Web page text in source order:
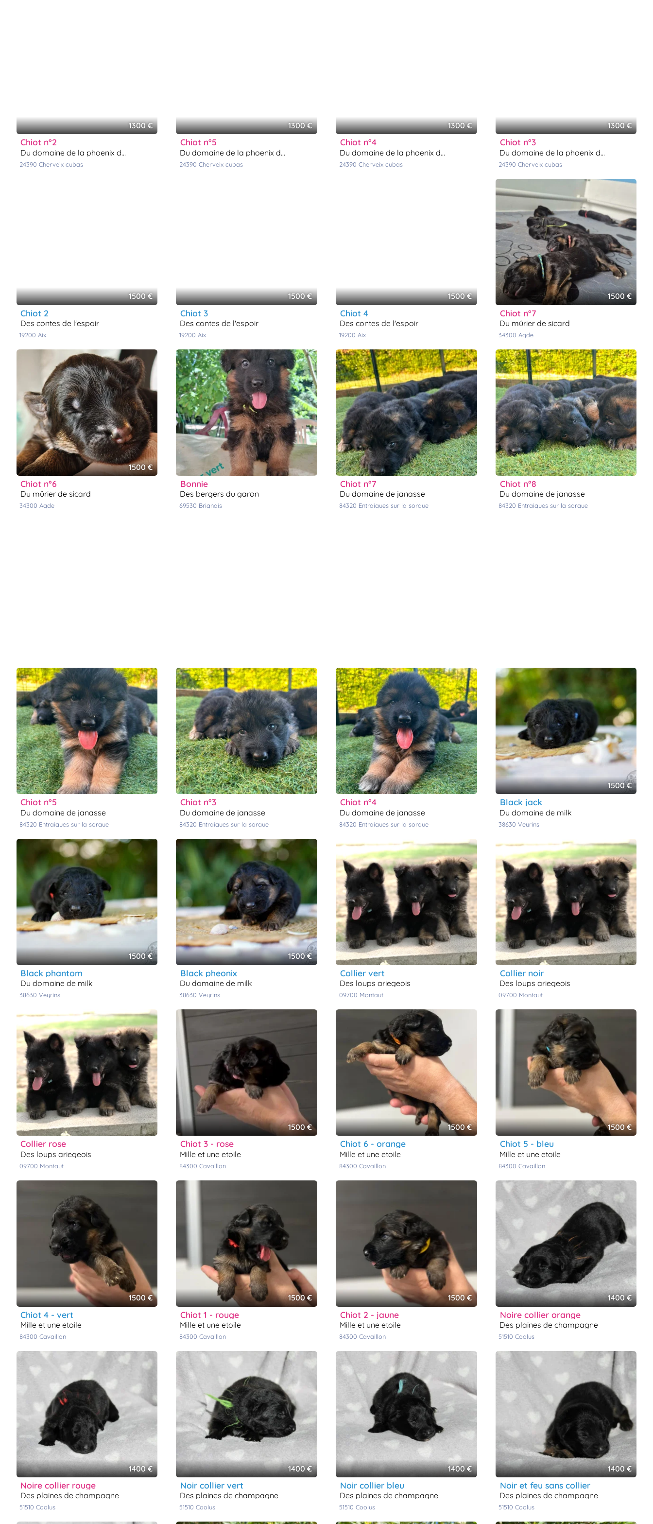
1300 €
chiot n°2
du domaine de la phoenix dorée
24390 cherveix cubas
1300 €
chiot n°5
du domaine de la phoenix dorée
24390 cherveix cubas
1300 €
chiot n°4
du domaine de la phoenix dorée
24390 cherveix cubas
1300 €
chiot n°3
du domaine de la phoenix dorée
24390 cherveix cubas
1500 €
chiot 2
des contes de l'espoir
19200 aix
1500 €
chiot 3
des contes de l'espoir
19200 aix
1500 €
chiot 4
des contes de l'espoir
19200 aix
1500 €
chiot n°7
du mûrier de sicard
34300 agde
1500 €
chiot n°6
du mûrier de sicard
34300 agde
bonnie
des bergers du garon
69530 brignais
chiot n°7
du domaine de janasse
84320 entraigues sur la sorgue
chiot n°8
du domaine de janasse
84320 entraigues sur la sorgue
chiot n°5
du domaine de janasse
84320 entraigues sur la sorgue
chiot n°3
du domaine de janasse
84320 entraigues sur la sorgue
chiot n°4
du domaine de janasse
84320 entraigues sur la sorgue
1500 €
black jack
du domaine de milk
38630 veyrins
1500 €
black phantom
du domaine de milk
38630 veyrins
1500 €
black pheonix
du domaine de milk
38630 veyrins
collier vert
des loups ariegeois
09700 montaut
collier noir
des loups ariegeois
09700 montaut
collier rose
des loups ariegeois
09700 montaut
1500 €
chiot 3 - rose
mille et une etoile
84300 cavaillon
1500 €
chiot 6 - orange
mille et une etoile
84300 cavaillon
1500 €
chiot 5 - bleu
mille et une etoile
84300 cavaillon
1500 €
chiot 4 - vert
mille et une etoile
84300 cavaillon
1500 €
chiot 1 - rouge
mille et une etoile
84300 cavaillon
1500 €
chiot 2 - jaune
mille et une etoile
84300 cavaillon
1400 €
noire collier orange
des plaines de champagne
51510 coolus
1400 €
noire collier rouge
des plaines de champagne
51510 coolus
1400 €
noir collier vert
des plaines de champagne
51510 coolus
1400 €
noir collier bleu
des plaines de champagne
51510 coolus
1400 €
noir et feu sans collier
des plaines de champagne
51510 coolus